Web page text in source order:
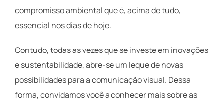
compromisso ambiental que é, acima de tudo,
essencial nos dias de hoje.
Contudo, todas as vezes que se investe em inovações
e sustentabilidade, abre-se um leque de novas
possibilidades para a comunicação visual. Dessa
forma, convidamos você a conhecer mais sobre as